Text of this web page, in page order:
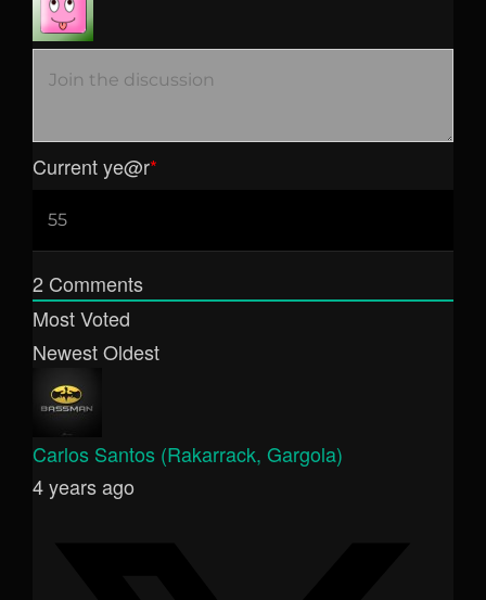
Current ye@r*
2 Comments
Most Voted
NewestOldest
Carlos Santos (Rakarrack, Gargola)
4 years ago